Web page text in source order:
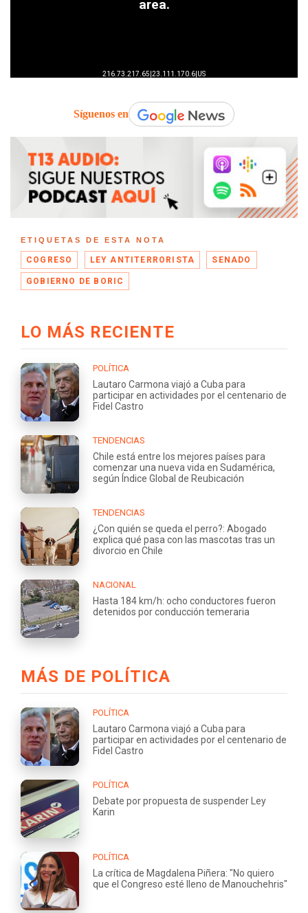
Síguenos en
ETIQUETAS DE ESTA NOTA
COGRESO LEY ANTITERRORISTA SENADO
GOBIERNO DE BORIC
LO MÁS RECIENTE
POLÍTICA
Lautaro Carmona viajó a Cuba para
participar en actividades por el centenario de
Fidel Castro
TENDENCIAS
Chile está entre los mejores países para
comenzar una nueva vida en Sudamérica,
según Índice Global de Reubicación
TENDENCIAS
¿Con quién se queda el perro?: Abogado
explica qué pasa con las mascotas tras un
divorcio en Chile
NACIONAL
Hasta 184 km/h: ocho conductores fueron
detenidos por conducción temeraria
MÁS DE POLÍTICA
POLÍTICA
Lautaro Carmona viajó a Cuba para
participar en actividades por el centenario de
Fidel Castro
POLÍTICA
Debate por propuesta de suspender Ley
Karin
POLÍTICA
La crítica de Magdalena Piñera: "No quiero
que el Congreso esté lleno de Manouchehris"